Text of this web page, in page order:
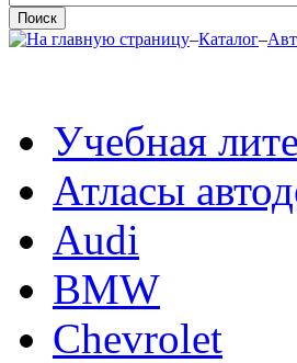
–Каталог–
Учебная
Атласы
Audi
BMW
Chevrolet